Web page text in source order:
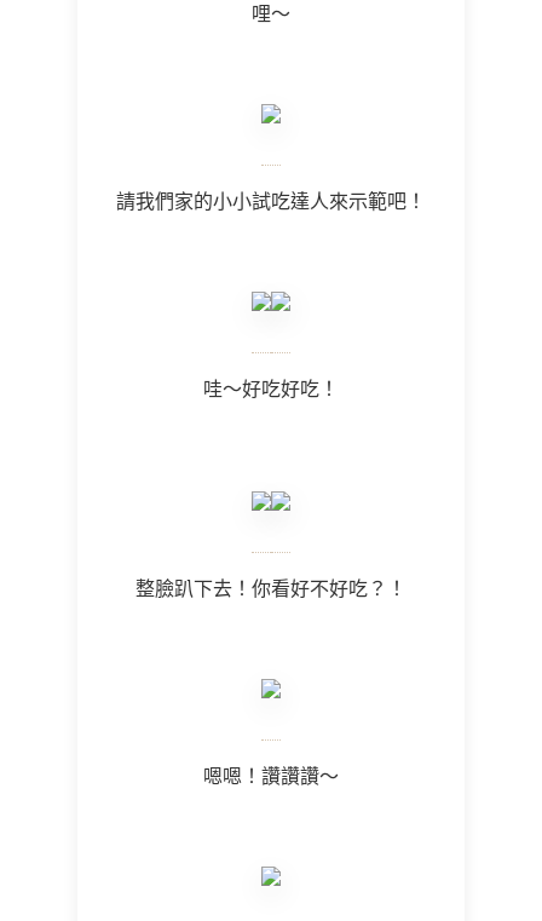
哩～
請我們家的小小試吃達人來示範吧！
哇～好吃好吃！
整臉趴下去！你看好不好吃？！
嗯嗯！讚讚讚～